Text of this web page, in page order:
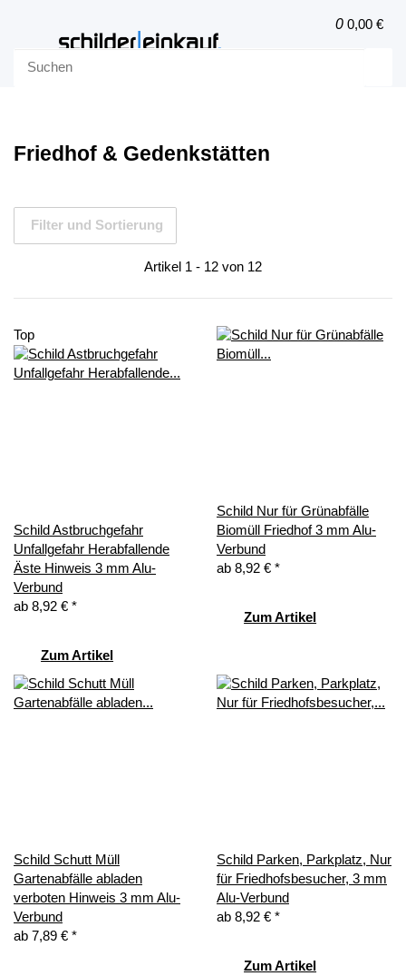
0 0,00 €
Friedhof & Gedenkstätten
Filter und Sortierung
Artikel 1 - 12 von 12
Top
Schild Astbruchgefahr
Unfallgefahr Herabfallende
Äste Hinweis 3 mm Alu-
Verbund
ab 8,92 € *
Zum Artikel
Schild Nur für Grünabfälle
Biomüll Friedhof 3 mm Alu-
Verbund
ab 8,92 € *
Zum Artikel
Schild Schutt Müll
Gartenabfälle abladen
verboten Hinweis 3 mm Alu-
Verbund
ab 7,89 € *
Schild Parken, Parkplatz, Nur
für Friedhofsbesucher, 3 mm
Alu-Verbund
ab 8,92 € *
Zum Artikel